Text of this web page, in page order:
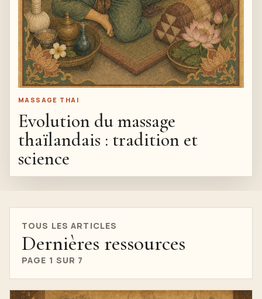
MASSAGE THAI
Evolution du massage
thaïlandais : tradition et
science
TOUS LES ARTICLES
Dernières ressources
PAGE 1 SUR 7